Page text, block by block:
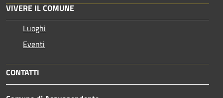
VIVERE IL COMUNE
Luoghi
Eventi
CONTATTI